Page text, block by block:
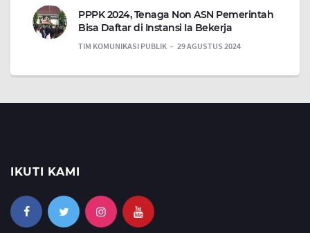
PPPK 2024, Tenaga Non ASN Pemerintah
Bisa Daftar di Instansi Ia Bekerja
TIM KOMUNIKASI PUBLIK 29 AGUSTUS 2024
IKUTI KAMI